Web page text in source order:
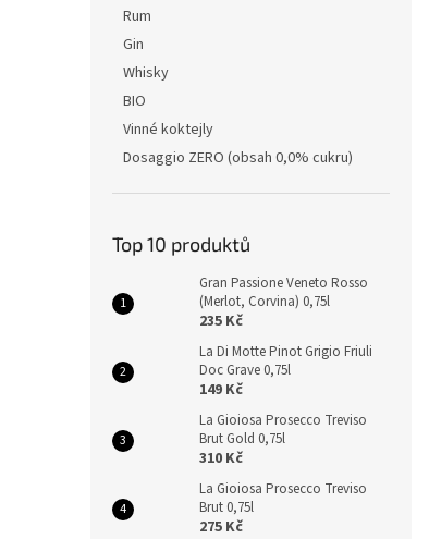
Rum
Gin
Whisky
BIO
Vinné koktejly
Dosaggio ZERO (obsah 0,0% cukru)
Top 10 produktů
Gran Passione Veneto Rosso
(Merlot, Corvina) 0,75l
235 Kč
La Di Motte Pinot Grigio Friuli
Doc Grave 0,75l
149 Kč
La Gioiosa Prosecco Treviso
Brut Gold 0,75l
310 Kč
La Gioiosa Prosecco Treviso
Brut 0,75l
275 Kč